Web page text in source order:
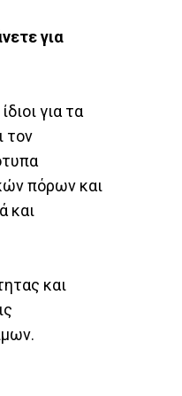
για
για τα
τον
πόρων και
και
και